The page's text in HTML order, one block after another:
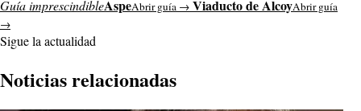
Guía imprescindibleAspeAbrir guía → Viaducto de AlcoyAbrir guía
→
Sigue la actualidad
Noticias relacionadas